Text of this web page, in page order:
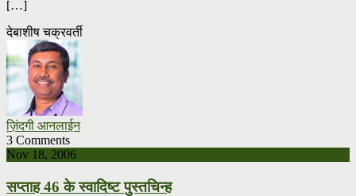
[…]
देबाशीष चक्रवर्ती
ज़िंदगी आनलाईन
3 Comments
Nov 18, 2006
सप्ताह 46 के स्वादिष्ट पुस्तचिन्ह